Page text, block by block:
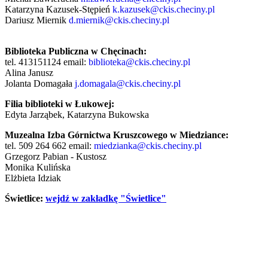
Katarzyna Kazusek-Stępień k.kazusek@ckis.checiny.pl
Dariusz Miernik d.miernik@ckis.checiny.pl
Biblioteka Publiczna w Chęcinach:
tel. 413151124 email: biblioteka@ckis.checiny.pl
Alina Janusz
Jolanta Domagała j.domagala@ckis.checiny.pl
Filia biblioteki w Łukowej:
Edyta Jarząbek, Katarzyna Bukowska
Muzealna Izba Górnictwa Kruszcowego w Miedziance:
tel. 509 264 662 email: miedzianka@ckis.checiny.pl
Grzegorz Pabian - Kustosz
Monika Kulińska
Elżbieta Idziak
Świetlice: wejdź w zakładkę "Świetlice"